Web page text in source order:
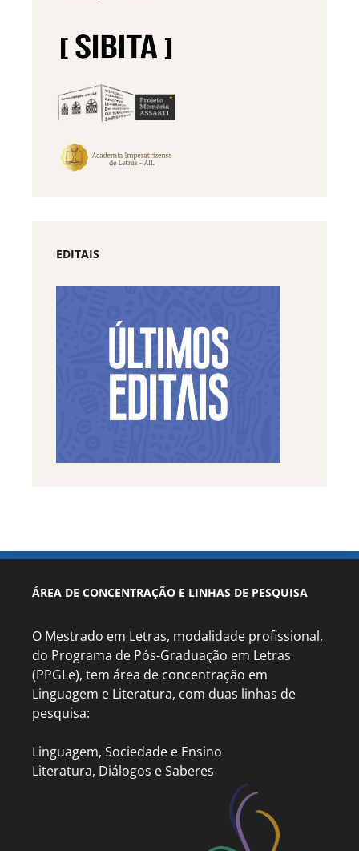
EDITAIS
ÁREA DE CONCENTRAÇÃO E LINHAS DE PESQUISA
O Mestrado em Letras, modalidade profissional,
do Programa de Pós-Graduação em Letras
(PPGLe), tem área de concentração em
Linguagem e Literatura, com duas linhas de
pesquisa:
Linguagem, Sociedade e Ensino
Literatura, Diálogos e Saberes